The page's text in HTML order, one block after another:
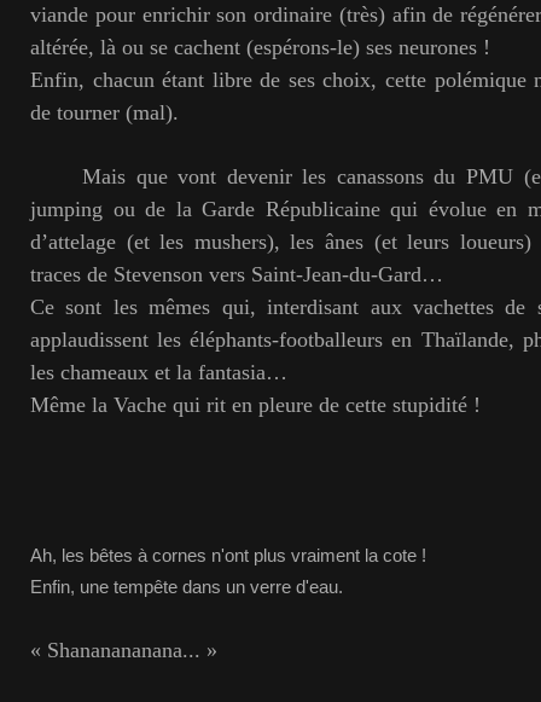
viande pour enrichir son ordinaire (très) afin de
altérée, là ou se cachent (espérons-le) ses neurones !
Enfin, chacun étant libre de ses choix, cette polémique
de tourner (mal).
Mais que vont devenir les canassons du PMU
jumping ou de la Garde Républicaine qui évolue en
d’attelage (et les mushers), les ânes (et leurs
traces de Stevenson vers Saint-Jean-du-Gard…
Ce sont les mêmes qui, interdisant aux vachettes de
applaudissent les éléphants-footballeurs en Thaïlande,
les chameaux et la fantasia…
Même la Vache qui rit en pleure de cette stupidité !
Ah, les bêtes à cornes n'ont plus vraiment la cote !
Enfin, une tempête dans un verre d'eau.
« Shananananana... »